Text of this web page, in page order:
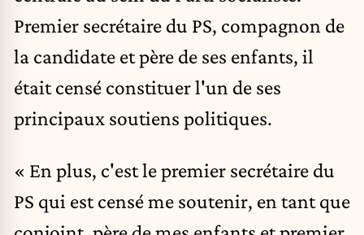
Premier secrétaire du PS, compagnon de
la candidate et père de ses enfants, il
était censé constituer l'un de ses
principaux soutiens politiques.
« En plus, c'est le premier secrétaire du
PS qui est censé me soutenir, en tant que